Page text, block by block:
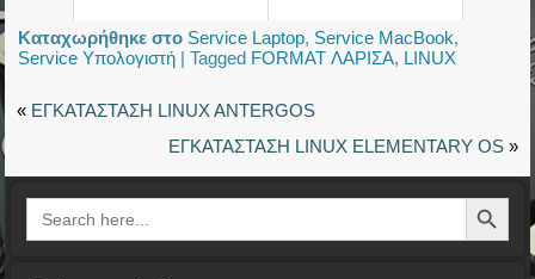
Καταχωρήθηκε στο Service Laptop, Service MacBook,
Service Υπολογιστή |Tagged FORMAT ΛΑΡΙΣΑ, LINUX
« ΕΓΚΑΤΑΣΤΑΣΗ LINUX ANTERGOS
ΕΓΚΑΤΑΣΤΑΣΗ LINUX ELEMENTARY OS»
Search
for:
Search Button